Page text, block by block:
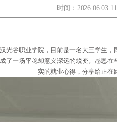
时间：2026.06.03
光谷职业学院，目前是一名大三学生，
了一场平稳却意义深远的蜕变。感恩在
实的就业心得，分享给正在